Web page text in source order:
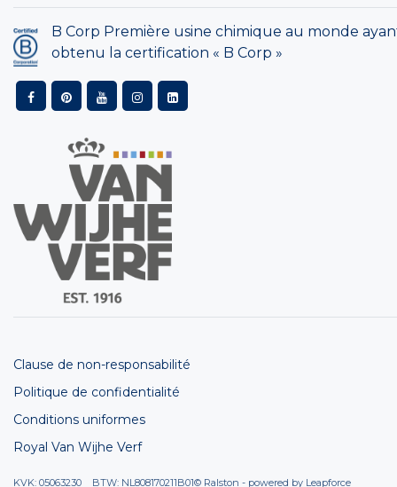
B Corp Première usine chimique au monde
obtenu la certification « B Corp »
Clause de non-responsabilité
Politique de confidentialité
Conditions uniformes
Royal Van Wijhe Verf
KVK: 05063230 BTW: NL808170211B01© Ralston - powered by Leapforce